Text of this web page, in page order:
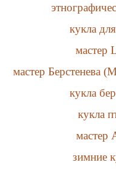
кукла
мастер
мастер Берстенева
кукла
кукла
мастер
зимние